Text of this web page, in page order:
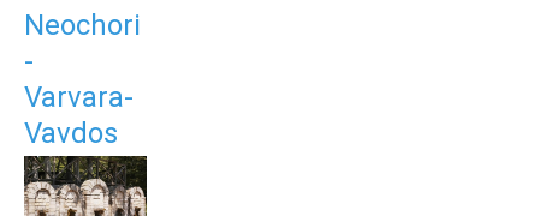
Neochori
-
Varvara-
Vavdos